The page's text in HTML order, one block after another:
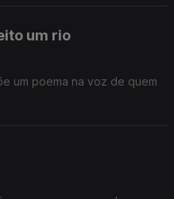
um rio
um poema na voz de quem